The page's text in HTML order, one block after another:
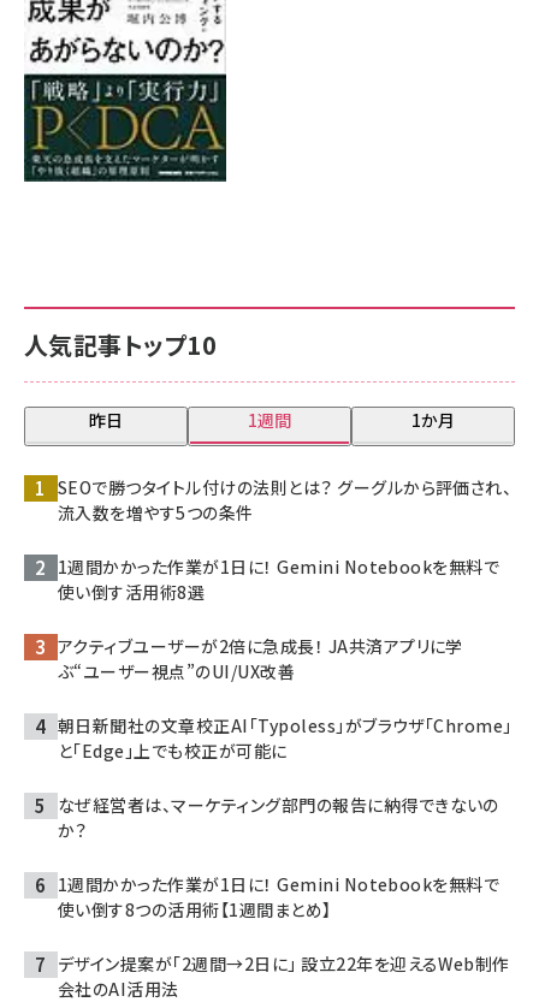
人気記事トップ10
昨日 1週間 1か月
SEOで勝つタイトル付けの法則とは？ グーグルから評価され、
流入数を増やす5つの条件
1週間かかった作業が1日に！ Gemini Notebookを無料で
使い倒す活用術8選
アクティブユーザーが2倍に急成長！ JA共済アプリに学
ぶ“ユーザー視点”のUI/UX改善
朝日新聞社の文章校正AI「Typoless」がブラウザ「Chrome」
と「Edge」上でも校正が可能に
なぜ経営者は、マーケティング部門の報告に納得できないの
か？
1週間かかった作業が1日に！ Gemini Notebookを無料で
使い倒す8つの活用術【1週間まとめ】
デザイン提案が「2週間→2日に」 設立22年を迎えるWeb制作
会社のAI活用法